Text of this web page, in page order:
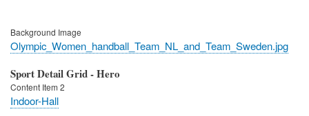
Background Image
Olympic_Women_handball_Team_NL_and_Team_Sweden.jpg
Sport Detail Grid - Hero
Content Item 2
Indoor-Hall